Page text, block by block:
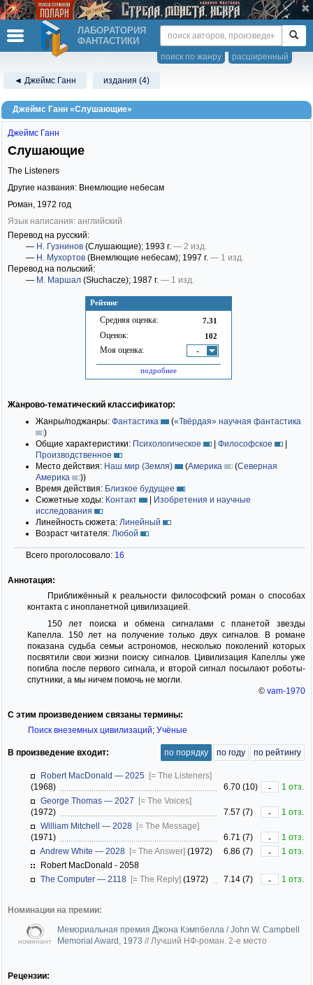
ЛАБОРАТОРИЯ
ФАНТАСТИКИ
расширенный
поиск по жанру
◄ Джеймс Ганн издания (4)
Джеймс Ганн «Слушающие»
Рейтинг
Средняя оценка: 7.31
Оценок: 102
Моя оценка: -
подробнее
Джеймс Ганн
Слушающие
The Listeners
Другие названия: Внемлющие небесам
Роман, 1972 год
Язык написания: английский
Перевод на русский:
— Н. Гузнинов (Слушающие); 1993 г. — 2 изд.
— Н. Мухортов (Внемлющие небесам); 1997 г. — 1 изд.
Перевод на польский:
— М. Маршал (Słuchacze); 1987 г. — 1 изд.
Жанрово-тематический классификатор:
Жанры/поджанры: Фантастика («Твёрдая» научная фантастика
)
Общие характеристики: Психологическое | Философское
|
Производственное
Место действия: Наш мир (Земля) (Америка (Северная
Америка
))
Время действия: Близкое будущее
Сюжетные ходы: Контакт | Изобретения и научные
исследования
Линейность сюжета: Линейный
Возраст читателя: Любой
Всего проголосовало: 16
Аннотация:
Приближённый к реальности философский роман о способах
контакта с инопланетной цивилизацией.
150 лет поиска и обмена сигналами с планетой звезды
Капелла. 150 лет на получение только двух сигналов. В романе
показана судьба семьи астрономов, несколько поколений которых
посвятили свои жизни поиску сигналов. Цивилизация Капеллы уже
погибла после первого сигнала, и второй сигнал посылают роботы-
спутники, а мы ничем помочь не могли.
© vam-1970
С этим произведением связаны термины:
Поиск внеземных цивилизаций; Учёные
В произведение входит: по порядку по году по рейтингу
Robert MacDonald — 2025 [= The Listeners]
(1968)
6.70 (10) -
1 отз.
George Thomas — 2027 [= The Voices]
(1972)
7.57 (7) -
1 отз.
William Mitchell — 2028 [= The Message]
(1971)
6.71 (7) -
1 отз.
Andrew White — 2028 [= The Answer] (1972) 6.86 (7) -
1 отз.
Robert MacDonald - 2058
The Computer — 2118 [= The Reply] (1972) 7.14 (7) - 1 отз.
Номинации на премии:
номинант
Мемориальная премия Джона Кэмпбелла / John W. Campbell
Memorial Award, 1973 // Лучший НФ-роман. 2-е место
Рецензии: